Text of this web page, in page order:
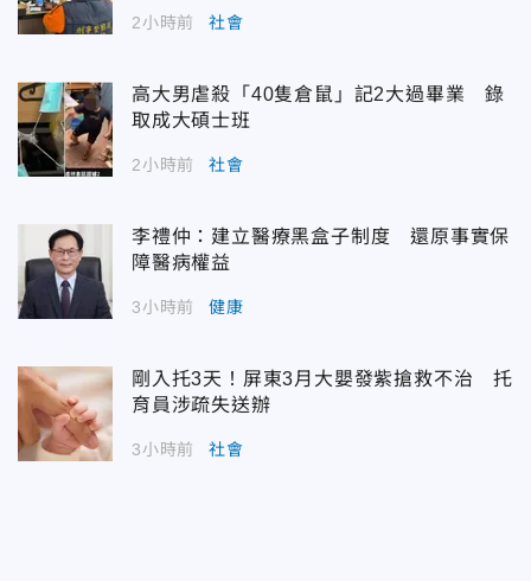
2小時前 社會
高大男虐殺「40隻倉鼠」記2大過畢業 錄
取成大碩士班
2小時前 社會
李禮仲：建立醫療黑盒子制度 還原事實保
障醫病權益
3小時前 健康
剛入托3天！屏東3月大嬰發紫搶救不治 托
育員涉疏失送辦
3小時前 社會